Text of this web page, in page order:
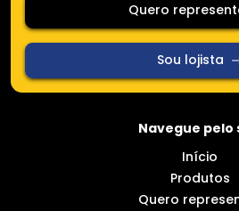
Quero
Sou lojista
Navegue pelo
Início
Produtos
Quero